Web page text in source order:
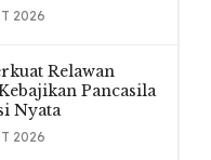
2026
Relawan
Pancasila
Nyata
2026